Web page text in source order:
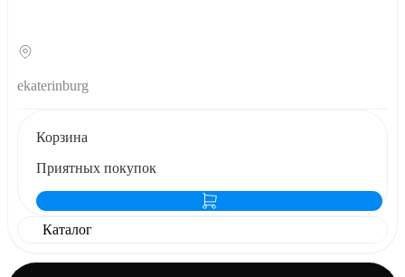
ekaterinburg
Корзина
Приятных покупок
Каталог